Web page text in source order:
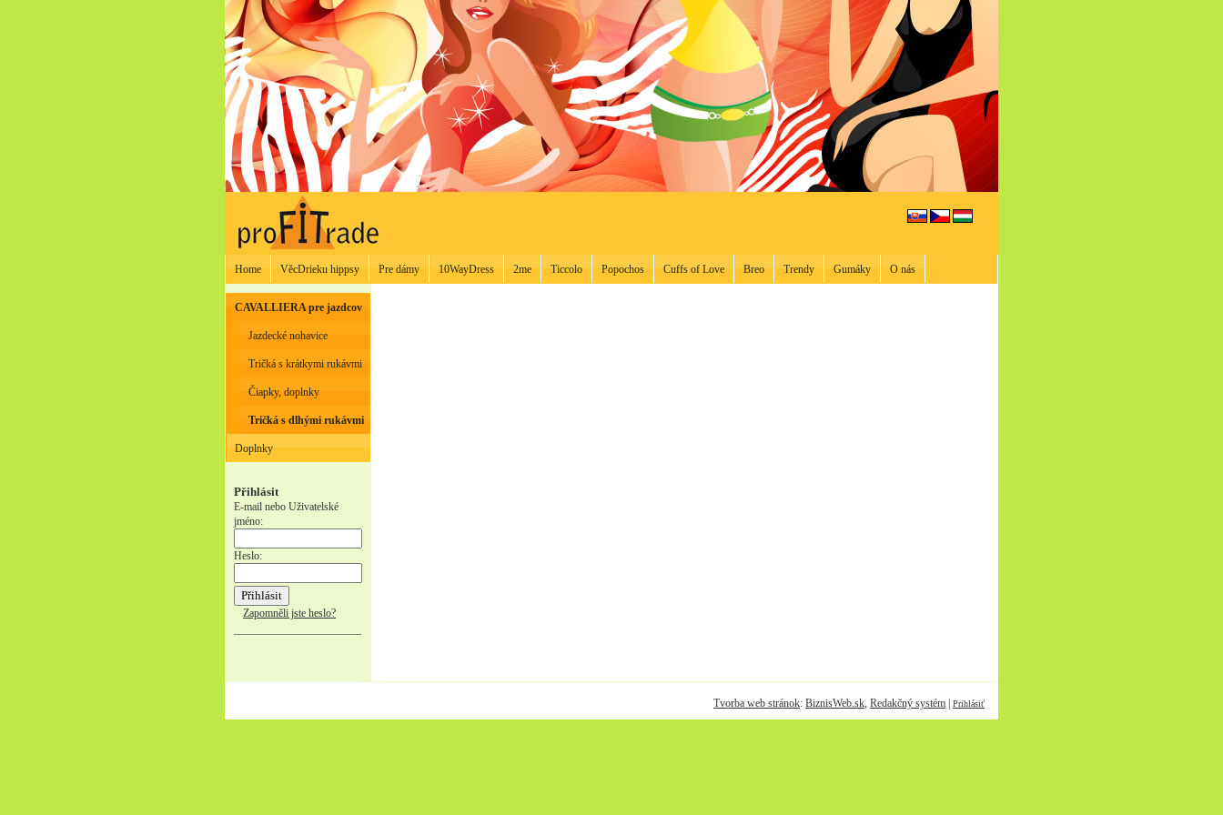
Home VěcDrieku hippsy Pre dámy 10WayDress 2me Ticcolo Popochos Cuffs of Love Breo Trendy Gumáky O nás
CAVALLIERA pre jazdcov
Jazdecké nohavice
Tričká s krátkymi rukávmi
Čiapky, doplnky
Tričká s dlhými rukávmi
Doplnky
Přihlásit
E-mail nebo Uživatelské
jméno:
Heslo:
Zapomněli jste heslo?
Tvorba web stránok: BiznisWeb.sk, Redakčný systém Prihlásiť